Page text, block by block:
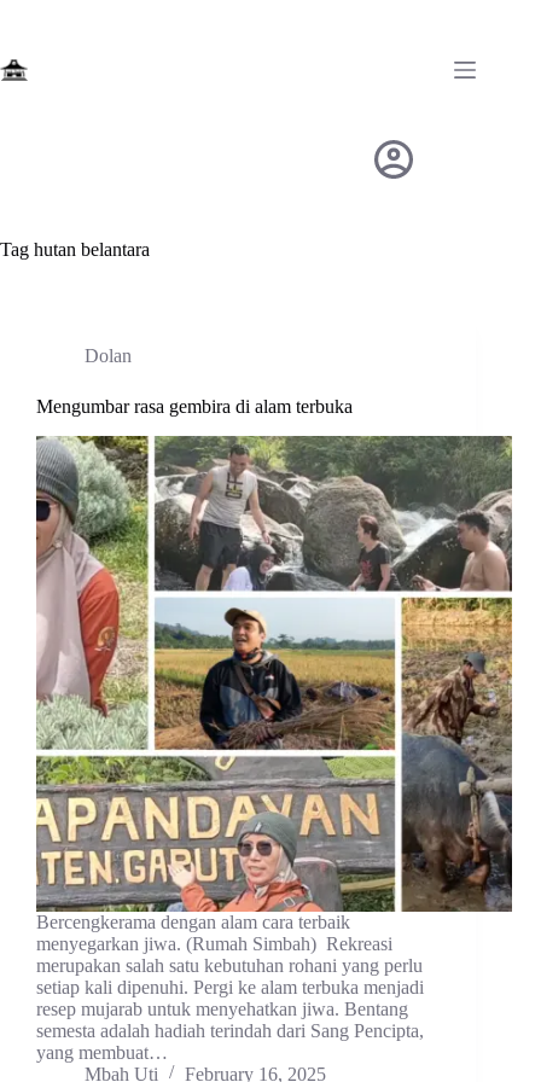
Tag hutan belantara
Dolan
Mengumbar rasa gembira di alam terbuka
Bercengkerama dengan alam cara terbaik
menyegarkan jiwa. (Rumah Simbah) Rekreasi
merupakan salah satu kebutuhan rohani yang perlu
setiap kali dipenuhi. Pergi ke alam terbuka menjadi
resep mujarab untuk menyehatkan jiwa. Bentang
semesta adalah hadiah terindah dari Sang Pencipta,
yang membuat…
Mbah Uti
February 16, 2025